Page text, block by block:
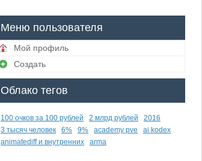
Меню пользователя
Мой профиль
Создать
Облако тегов
100 очков за 100 рублей 2 млрд рублей
2016
3 тысяч человек
6% 9% academy pve
ai kodex
animatediff и внутренних
arma